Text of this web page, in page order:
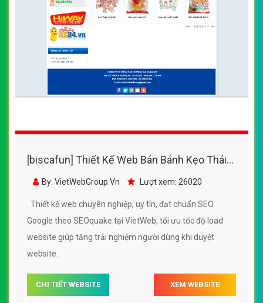
[biscafun] Thiết Kế Web Bán Bánh Kẹo Thái
Dương đẹp, chuyên nghiệp chuẩn SEO
By: VietWebGroup.Vn Lượt xem: 26020
. Thiết kế web chuyên nghiệp, uy tín, đạt chuẩn SEO
Google theo SEOquake tại VietWeb, tối ưu tốc độ load
website giúp tăng trải nghiệm người dùng khi duyệt
website.
CHI TIẾT WEBSITE XEM WEBSITE